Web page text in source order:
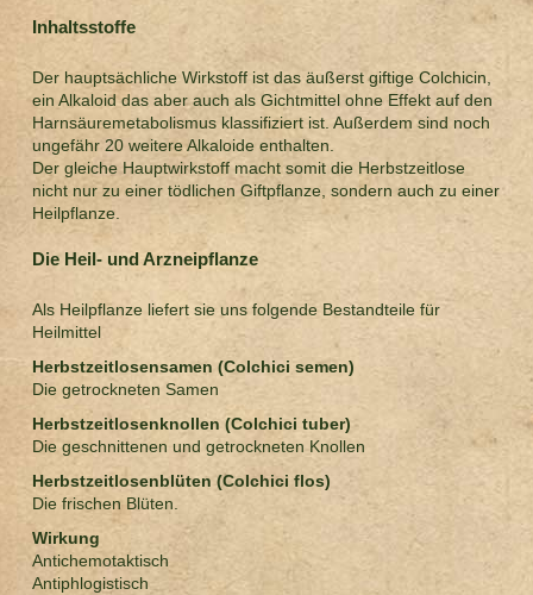
Inhaltsstoffe
Der hauptsächliche Wirkstoff ist das äußerst giftige Colchicin,
ein Alkaloid das aber auch als Gichtmittel ohne Effekt auf den
Harnsäuremetabolismus klassifiziert ist. Außerdem sind noch
ungefähr 20 weitere Alkaloide enthalten.
Der gleiche Hauptwirkstoff macht somit die Herbstzeitlose
nicht nur zu einer tödlichen Giftpflanze, sondern auch zu einer
Heilpflanze.
Die Heil- und Arzneipflanze
Als Heilpflanze liefert sie uns folgende Bestandteile für
Heilmittel
Herbstzeitlosensamen (Colchici semen)
Die getrockneten Samen
Herbstzeitlosenknollen (Colchici tuber)
Die geschnittenen und getrockneten Knollen
Herbstzeitlosenblüten (Colchici flos)
Die frischen Blüten.
Wirkung
Antichemotaktisch
Antiphlogistisch